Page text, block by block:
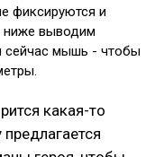
фиксируются и
ниже выводим
сейчас мышь - чтобы
какая-то